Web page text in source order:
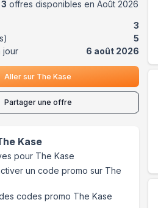
3 offres disponibles en Août 2026
3
5
jour
6 août 2026
Aller sur The Kase
Partager une offre
Kase
pour The Kase
un code promo sur The
codes promo The Kase